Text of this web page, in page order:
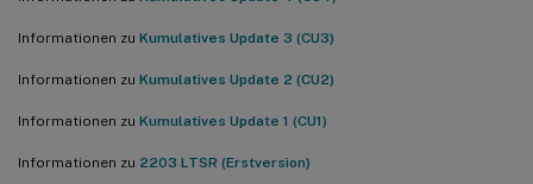
Informationen zu Kumulatives Update 3 (CU3)
Informationen zu Kumulatives Update 2 (CU2)
Informationen zu Kumulatives Update 1 (CU1)
Informationen zu 2203 LTSR (Erstversion)